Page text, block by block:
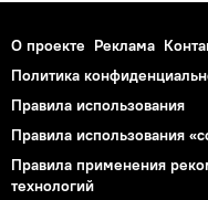
О проекте Реклама
Политика
Правила использования
Правила использования
Правила применения
технологий